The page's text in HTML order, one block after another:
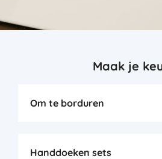
Maak je
Om te borduren
Handdoeken sets